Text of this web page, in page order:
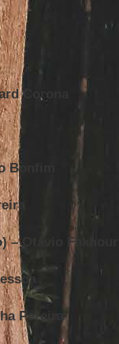
Corona
Bonfim
Otávio Fakhoury
Pereira